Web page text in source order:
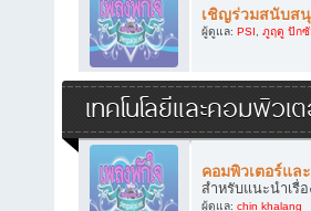
เชิญร่วมสนับส
ผู้ดูแล: PSI, ภูฤดู ปักซั
เทคโนโลยีและคอมพิวเ
คอมพิวเตอร์แล
สำหรับแนะนำเรื่
ผู้ดูแล: chin khalang